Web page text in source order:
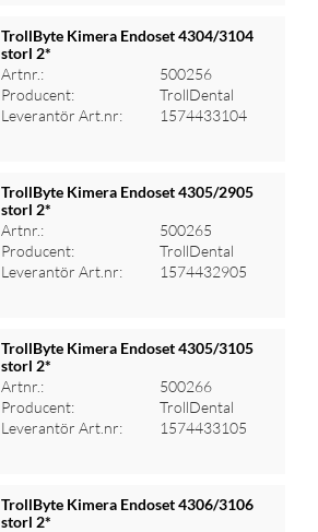
Logga in för priser
TrollByte Kimera Endoset 4304/3104
storl 2*
Artnr.:
500256
Producent:
TrollDental
Leverantör Art.nr:
1574433104
Logga in för priser
TrollByte Kimera Endoset 4305/2905
storl 2*
Artnr.:
500265
Producent:
TrollDental
Leverantör Art.nr:
1574432905
Logga in för priser
TrollByte Kimera Endoset 4305/3105
storl 2*
Artnr.:
500266
Producent:
TrollDental
Leverantör Art.nr:
1574433105
TrollByte Kimera Endoset 4306/3106
storl 2*